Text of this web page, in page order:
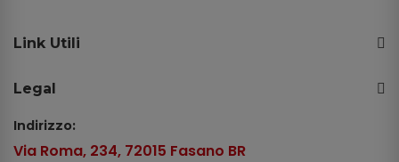
Link Utili
Legal
Indirizzo:
Via Roma, 234, 72015 Fasano BR